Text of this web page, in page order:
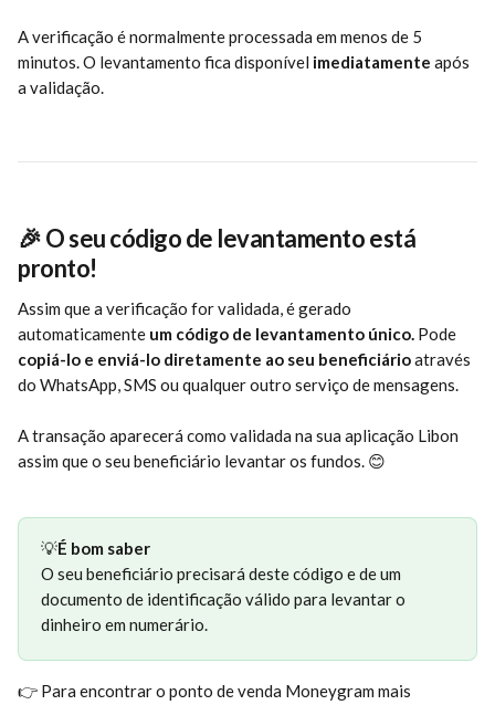
A verificação é normalmente processada em menos de 5
minutos. O levantamento fica disponível imediatamente após
a validação.
🎉 O seu código de levantamento está
pronto!
Assim que a verificação for validada, é gerado
automaticamente um código de levantamento único. Pode
copiá-lo e enviá-lo diretamente ao seu beneficiário através
do WhatsApp, SMS ou qualquer outro serviço de mensagens.
A transação aparecerá como validada na sua aplicação Libon
assim que o seu beneficiário levantar os fundos. 😊
💡É bom saber
O seu beneficiário precisará deste código e de um
documento de identificação válido para levantar o
dinheiro em numerário.
​👉 Para encontrar o ponto de venda Moneygram mais